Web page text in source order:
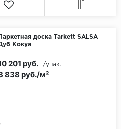
Паркетная доска Tarkett SALSA
Кокуа
838 руб./м²
201 руб. /упак.